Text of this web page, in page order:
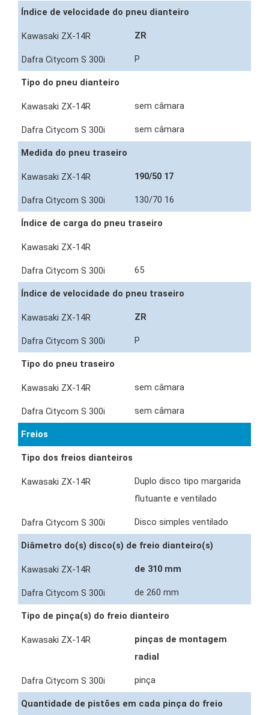
Índice de velocidade do pneu dianteiro
ZR
P
Tipo do pneu dianteiro
sem câmara
sem câmara
Medida do pneu traseiro
190/50 17
130/70 16
Índice de carga do pneu traseiro
65
Índice de velocidade do pneu traseiro
ZR
P
Tipo do pneu traseiro
sem câmara
sem câmara
Freios
Tipo dos freios dianteiros
Duplo disco tipo margarida
flutuante e ventilado
Disco simples ventilado
Diâmetro do(s) disco(s) de freio dianteiro(s)
de 310 mm
de 260 mm
Tipo de pinça(s) do freio dianteiro
pinças de montagem
radial
pinça
Quantidade de pistões em cada pinça do freio